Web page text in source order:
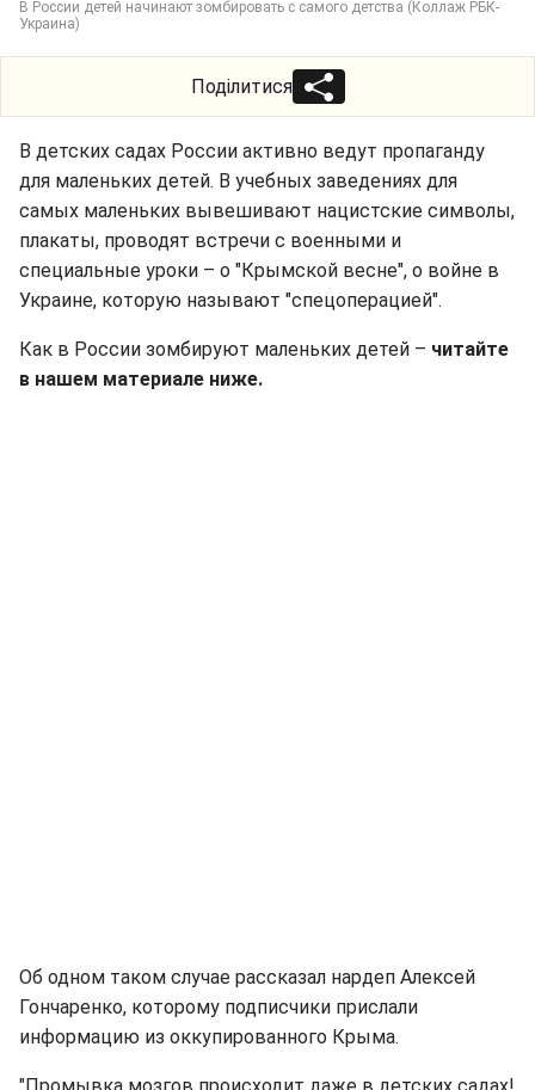
В России детей начинают зомбировать с самого детства (Коллаж РБК-
Украина)
Поділитися
В детских садах России активно ведут пропаганду
для маленьких детей. В учебных заведениях для
самых маленьких вывешивают нацистские символы,
плакаты, проводят встречи с военными и
специальные уроки – о "Крымской весне", о войне в
Украине, которую называют "спецоперацией".
Как в России зомбируют маленьких детей – читайте
в нашем материале ниже.
Об одном таком случае рассказал нардеп Алексей
Гончаренко, которому подписчики прислали
информацию из оккупированного Крыма.